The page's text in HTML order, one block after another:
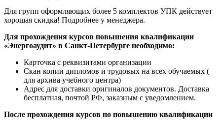
Для групп оформляющих более 5 комплектов УПК действует
хорошая скидка! Подробнее у менеджера.
Для прохождения курсов повышения квалификации
«Энергоаудит» в Санкт-Петербурге необходимо:
Карточка с реквизитами организации
Скан копии дипломов и трудовых на всех обучаемых (
для архива учебного центра)
Адрес для доставки оригиналов документов. Доставка
бесплатная, почтой РФ, заказным с уведомлением.
После прохождения курсов по повышению квалификации